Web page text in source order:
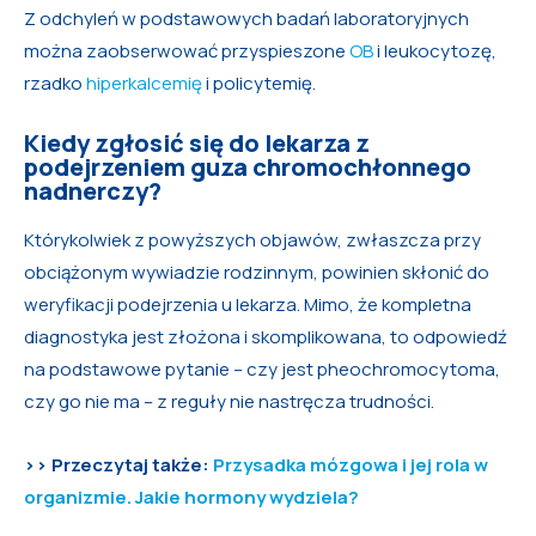
Z odchyleń w podstawowych badań laboratoryjnych
można zaobserwować przyspieszoneOBi leukocytozę,
rzadkohiperkalcemięi policytemię.
Kiedy zgłosić się do lekarza z
podejrzeniem guza chromochłonnego
nadnerczy?
Którykolwiek z powyższych objawów, zwłaszcza przy
obciążonym wywiadzie rodzinnym, powinien skłonić do
weryfikacji podejrzenia u lekarza. Mimo, że kompletna
diagnostyka jest złożona i skomplikowana, to odpowiedź
na podstawowe pytanie – czy jest pheochromocytoma,
czy go nie ma – z reguły nie nastręcza trudności.
>> Przeczytaj także: Przysadka mózgowa i jej rola w
organizmie. Jakie hormony wydziela?